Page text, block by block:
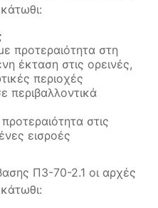
προτεραιότητα στη
έκταση στις ορεινές,
περιοχές
περιβαλλοντικά
στις
εισροές
Π3-70-2.1 οι αρχές